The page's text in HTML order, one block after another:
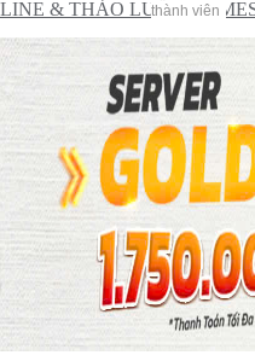
thành viên
& THẢO LUẬN